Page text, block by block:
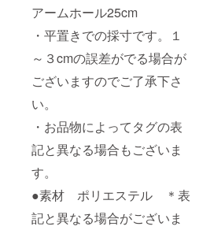
アームホール25cm
・平置きでの採寸です。１
～３cmの誤差がでる場合が
ございますのでご了承下さ
い。
・お品物によってタグの表
記と異なる場合もございま
す。
●素材 ポリエステル ＊表
記と異なる場合がございま